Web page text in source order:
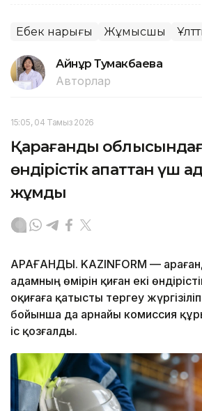
Еңбек нарығы Жұмысшы
Айнұр Тумакбаева
Авторлар
15:05, 04 Тамыз 2026
Қарағанды
өндірістік апаттан үш
жұмды
ҚАРАҒАНДЫ. KAZINFORM —
адамның өмірін қиған екі
оқиғаға қатысты тергеу
бойынша да арнайы комиссия
іс қозғалды.